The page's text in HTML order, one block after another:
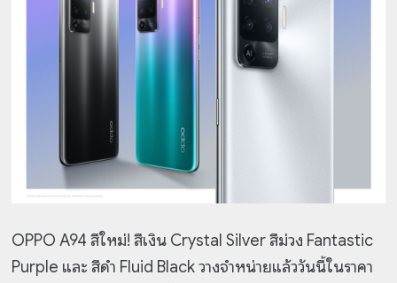
OPPO A94 สีใหม่! สีเงิน Crystal Silver สีม่วง Fantastic
Purple และ สีดำ Fluid Black วางจำหน่ายแล้ววันนี้ในราคา